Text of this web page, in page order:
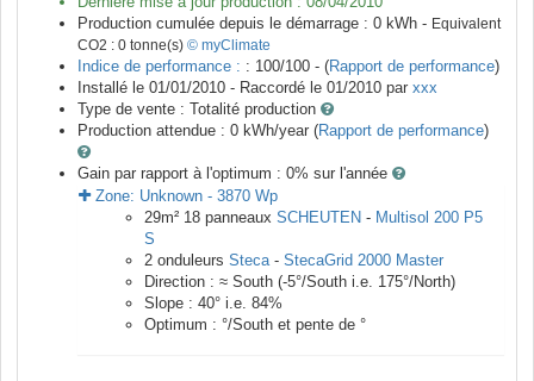
Production cumulée depuis le démarrage : 0 kWh - Equivalent
CO2 : 0 tonne(s) © myClimate
Indice de performance : : 100/100 - (Rapport de performance)
Installé le 01/01/2010 - Raccordé le 01/2010 par xxx
Type de vente : Totalité production
Production attendue : 0 kWh/year (Rapport de performance)
Gain par rapport à l'optimum : 0% sur l'année
Zone: Unknown - 3870 Wp
29m² 18 panneaux SCHEUTEN - Multisol 200 P5
S
2 onduleurs Steca- StecaGrid 2000 Master
Direction : ≈ South (-5°/South i.e. 175°/North)
Slope : 40° i.e. 84%
Optimum : °/South et pente de °